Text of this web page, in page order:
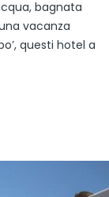
bagnata
vacanza
questi hotel a